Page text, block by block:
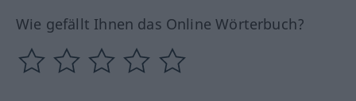
Wie gefällt Ihnen das Online Wörterbuch?